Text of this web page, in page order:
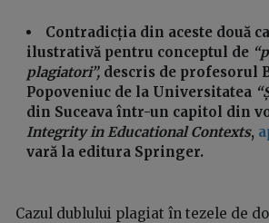
Contradicția din aceste două
ilustrativă pentru conceptul de
plagiatori”, descris de profesorul
Popoveniuc de la Universitatea
din Suceava într-un capitol din
Integrity in Educational Contexts,
vară la editura Springer.
Cazul dublului plagiat în tezele de